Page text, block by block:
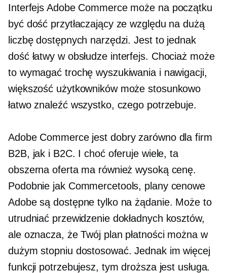
Interfejs Adobe Commerce może na początku
być dość przytłaczający ze względu na dużą
liczbę dostępnych narzędzi. Jest to jednak
dość łatwy w obsłudzeinterfejs. Chociaż może
to wymagać trochę wyszukiwania i nawigacji,
większość użytkowników może stosunkowo
łatwo znaleźć wszystko, czego potrzebuje.
Adobe Commerce jest dobry zarówno dla firm
B2B, jak i B2C. I choć oferuje wiele, ta
obszerna oferta ma również wysoką cenę.
Podobnie jak Commercetools, plany cenowe
Adobe są dostępne tylko na żądanie. Może to
utrudniać przewidzenie dokładnych kosztów,
ale oznacza, że ​​Twój plan płatności można w
dużym stopniu dostosować. Jednak im więcej
funkcji potrzebujesz, tym droższa jest usługa.